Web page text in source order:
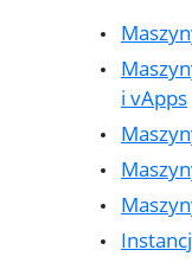
i vApps